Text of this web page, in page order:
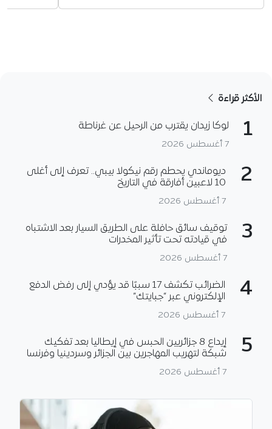
الأكثر قراءة
1 لوكا زيدان يقترب من الرحيل عن غرناطة
7 أغسطس 2026
2
ديوماندي يحطم رقم نيكولا بيبي.. تعرف إلى أغلى
10 لاعبين أفارقة في التاريخ
7 أغسطس 2026
3
توقيف سائق حافلة على الطريق السيار بعد الاشتباه
في قيادته تحت تأثير المخدرات
7 أغسطس 2026
4
الضرائب تكشف 17 سببًا قد يؤدي إلى رفض الدفع
الإلكتروني عبر “جبايتك”
7 أغسطس 2026
5
إيداع 8 جزائريين الحبس في إيطاليا بعد تفكيك
شبكة لتهريب المهاجرين بين الجزائر وسردينيا وفرنسا
7 أغسطس 2026